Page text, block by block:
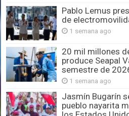
Pablo Lemus
de
1 semana ago
20 mil millones
produce Seapal
semestre de
1 semana ago
Jasmín Bugarín
pueblo nayarita